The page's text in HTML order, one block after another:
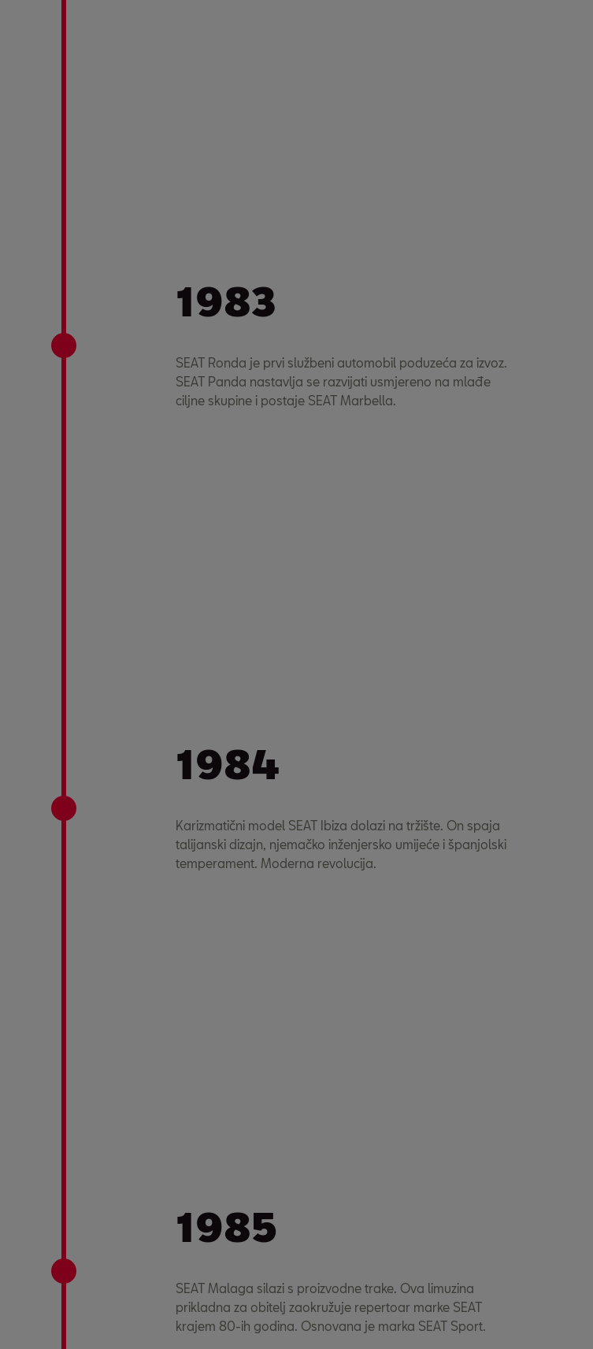
1983
SEAT Ronda je prvi službeni automobil poduzeća za izvoz.
SEAT Panda nastavlja se razvijati usmjereno na mlađe
ciljne skupine i postaje SEAT Marbella.
1984
Karizmatični model SEAT Ibiza dolazi na tržište. On spaja
talijanski dizajn, njemačko inženjersko umijeće i španjolski
temperament. Moderna revolucija.
1985
SEAT Malaga silazi s proizvodne trake. Ova limuzina
prikladna za obitelj zaokružuje repertoar marke SEAT
krajem 80-ih godina. Osnovana je marka SEAT Sport.